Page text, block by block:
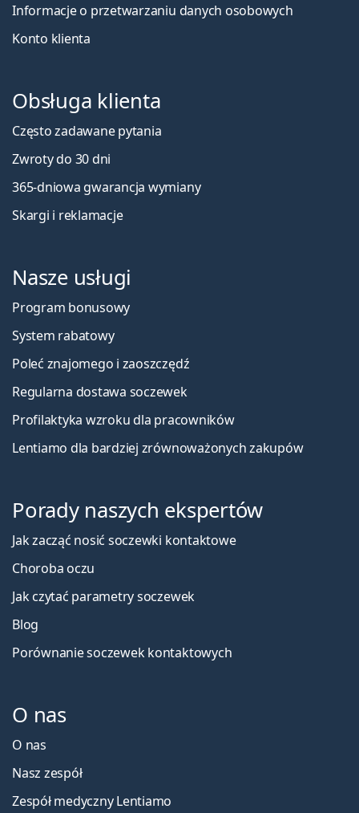
Informacje o przetwarzaniu danych osobowych
Konto klienta
Obsługa klienta
Często zadawane pytania
Zwroty do 30 dni
365-dniowa gwarancja wymiany
Skargi i reklamacje
Nasze usługi
Program bonusowy
System rabatowy
Poleć znajomego i zaoszczędź
Regularna dostawa soczewek
Profilaktyka wzroku dla pracowników
Lentiamo dla bardziej zrównoważonych zakupów
Porady naszych ekspertów
Jak zacząć nosić soczewki kontaktowe
Choroba oczu
Jak czytać parametry soczewek
Blog
Porównanie soczewek kontaktowych
O nas
O nas
Nasz zespół
Zespół medyczny Lentiamo